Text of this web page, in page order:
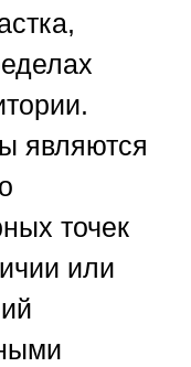
являются
точек
или